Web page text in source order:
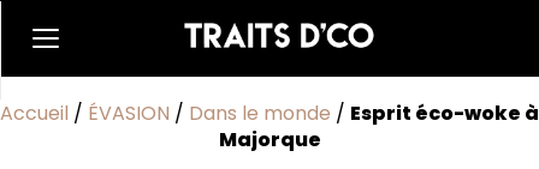
Accueil / ÉVASION / Dans le monde / Esprit éco-woke à
Majorque